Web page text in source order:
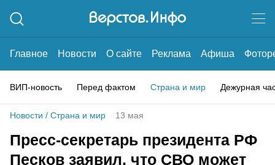
Главное Новости О сайте Реклама Афиша
ВИП-новость Перед фактом Страна и мир Дежурная
Новости / Страна и мир 13 мая
Пресс-секретарь президента РФ
Песков заявил, что СВО может